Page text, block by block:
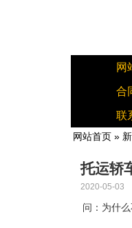
网
合
联
网站首页 »
托运轿
2020-05-03
问：为什